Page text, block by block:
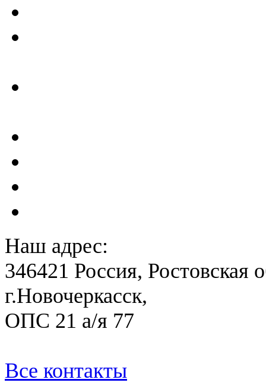
Наш адрес:
346421 Россия, Ростовская
г.Новочеркасск,
ОПС 21 а/я 77
Все контакты